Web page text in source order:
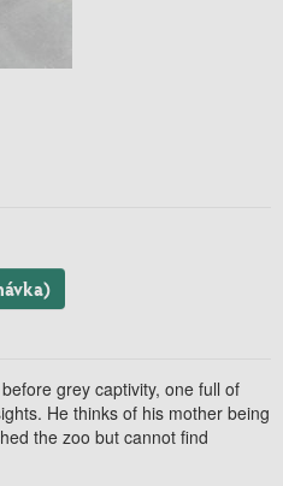
grey captivity, one full of
He thinks of his mother being
the zoo but cannot find